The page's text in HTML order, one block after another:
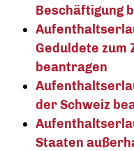
Beschäftigung
Geduldete zum
beantragen
der Schweiz
Staaten